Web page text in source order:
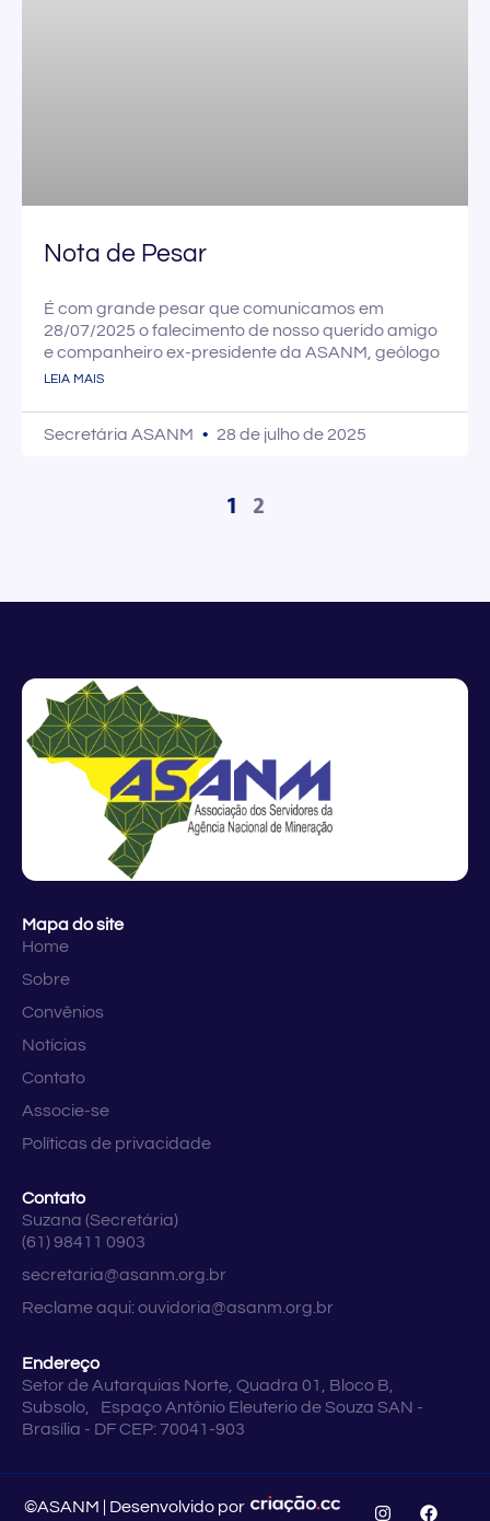
Nota de Pesar
É com grande pesar que comunicamos em
28/07/2025 o falecimento de nosso querido amigo
e companheiro ex-presidente da ASANM, geólogo
LEIA MAIS
Secretária ASANM 28 de julho de 2025
1 2
Mapa do site
Home
Sobre
Convênios
Notícias
Contato
Associe-se
Políticas de privacidade
Contato
Suzana (Secretária)
(61) 98411 0903
secretaria@asanm.org.br
Reclame aqui:ouvidoria@asanm.org.br
Endereço
Setor de Autarquias Norte, Quadra 01, Bloco B,
Subsolo, Espaço Antônio Eleuterio de Souza SAN -
Brasília - DF CEP: 70041-903
©ASANM | Desenvolvido por